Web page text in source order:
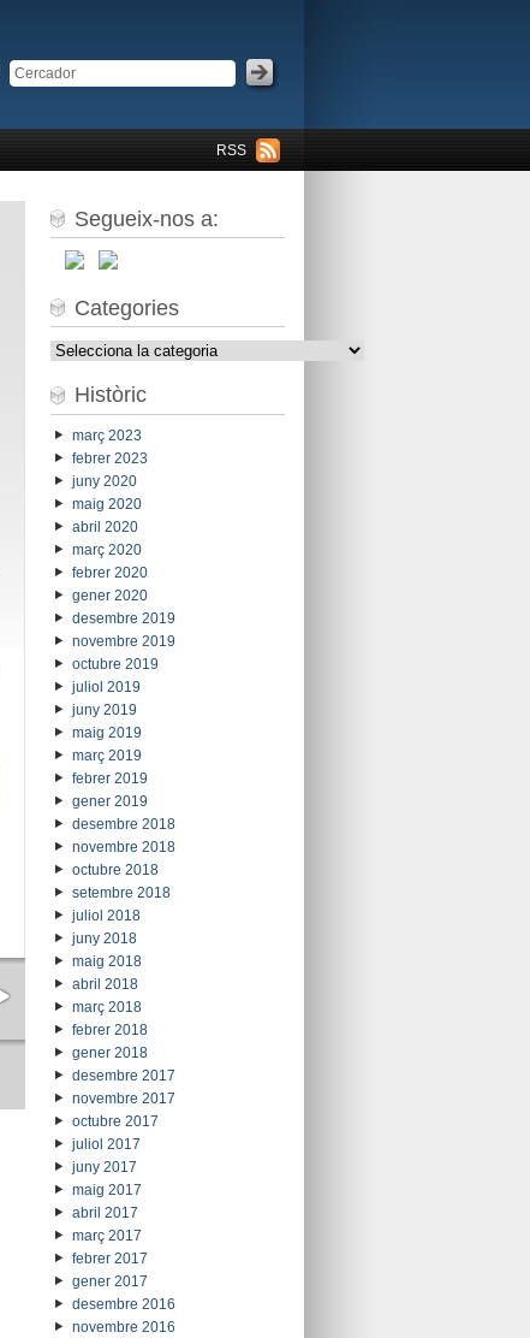
RSS
Segueix-nos a:
Categories
Categories
Històric
març 2023
febrer 2023
juny 2020
maig 2020
abril 2020
març 2020
febrer 2020
gener 2020
desembre 2019
novembre 2019
octubre 2019
juliol 2019
juny 2019
maig 2019
març 2019
febrer 2019
gener 2019
desembre 2018
novembre 2018
octubre 2018
setembre 2018
juliol 2018
juny 2018
maig 2018
abril 2018
març 2018
febrer 2018
gener 2018
desembre 2017
novembre 2017
octubre 2017
juliol 2017
juny 2017
maig 2017
abril 2017
març 2017
febrer 2017
gener 2017
desembre 2016
novembre 2016